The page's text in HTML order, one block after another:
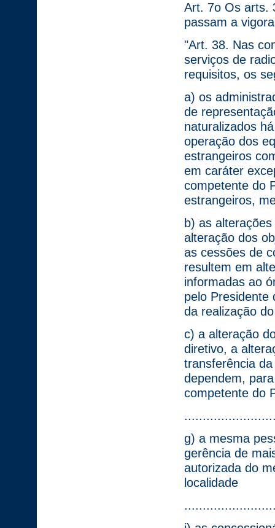
Art. 7o Os arts.
passam a
"Art. 38. Nas
serviços de
requisitos, os
a) os
de
naturalizados
operação dos
estrangeiros
em caráter
competente do
estrangeiros,
b) as
alteração dos
as cessões de
resultem em
informadas ao
pelo Presidente
da realização
c) a alteração
diretivo, a
transferência
dependem,
competente do
g) a mesma
gerência de
autorizada do
localidade